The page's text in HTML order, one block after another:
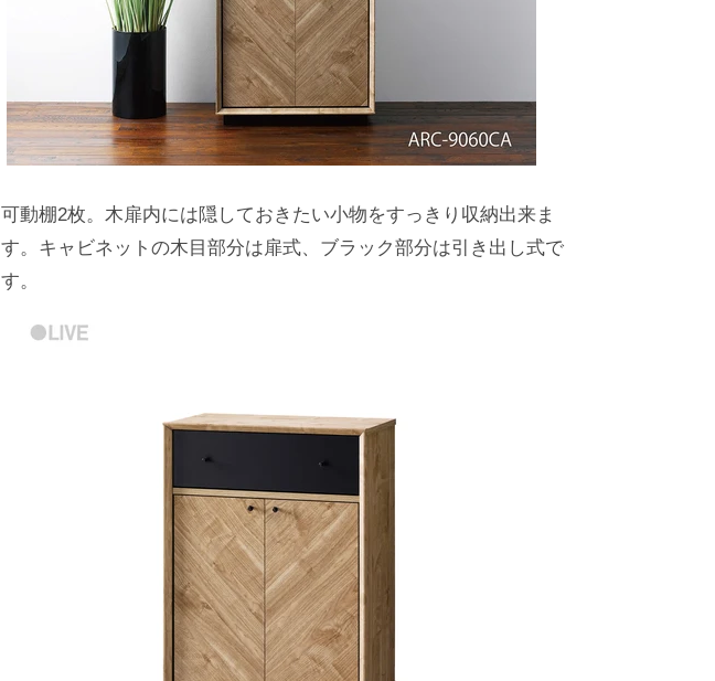
可動棚2枚。木扉内には隠しておきたい小物をすっきり収納出来ま
す。キャビネットの木目部分は扉式、ブラック部分は引き出し式で
す。